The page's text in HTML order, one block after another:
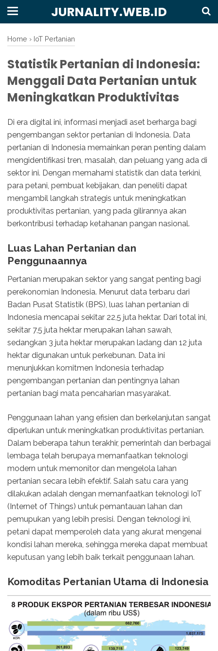
JURNALITY.WEB.ID
Home › IoT Pertanian
Statistik Pertanian di Indonesia:
Menggali Data Pertanian untuk
Meningkatkan Produktivitas
Di era digital ini, informasi menjadi aset berharga bagi
pengembangan sektor pertanian di Indonesia. Data
pertanian di Indonesia memainkan peran penting dalam
mengidentifikasi tren, masalah, dan peluang yang ada di
sektor ini. Dengan memahami statistik dan data terkini,
para petani, pembuat kebijakan, dan peneliti dapat
mengambil langkah strategis untuk meningkatkan
produktivitas pertanian, yang pada gilirannya akan
berkontribusi terhadap ketahanan pangan nasional.
Luas Lahan Pertanian dan
Penggunaannya
Pertanian merupakan sektor yang sangat penting bagi
perekonomian Indonesia. Menurut data terbaru dari
Badan Pusat Statistik (BPS), luas lahan pertanian di
Indonesia mencapai sekitar 22,5 juta hektar. Dari total ini,
sekitar 7,5 juta hektar merupakan lahan sawah,
sedangkan 3 juta hektar merupakan ladang dan 12 juta
hektar digunakan untuk perkebunan. Data ini
menunjukkan komitmen Indonesia terhadap
pengembangan pertanian dan pentingnya lahan
pertanian bagi mata pencaharian masyarakat.
Penggunaan lahan yang efisien dan berkelanjutan sangat
diperlukan untuk meningkatkan produktivitas pertanian.
Dalam beberapa tahun terakhir, pemerintah dan berbagai
lembaga telah berupaya memanfaatkan teknologi
modern untuk memonitor dan mengelola lahan
pertanian secara lebih efektif. Salah satu cara yang
dilakukan adalah dengan memanfaatkan teknologi IoT
(Internet of Things) untuk pemantauan lahan dan
pemupukan yang lebih presisi. Dengan teknologi ini,
petani dapat memperoleh data yang akurat mengenai
kondisi lahan mereka, sehingga mereka dapat membuat
keputusan yang lebih baik terkait penggunaan lahan.
Komoditas Pertanian Utama di Indonesia